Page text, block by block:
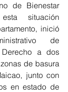
de Bienestar
situación
inició
de
Derecho a dos
de basura
junto con
en estado de